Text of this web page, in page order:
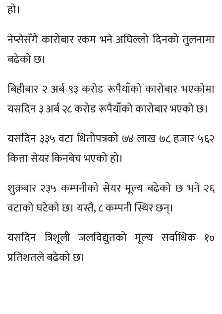
हो।
नेप्सेसँगै कारोबार रकम भने अघिल्लो दिनको तुलनामा
बढेको छ।
बिहीबार २ अर्ब ९३ करोड रूपैयाँको कारोबार भएकोमा
यसदिन ३ अर्ब २८ करोड रूपैयाँको कारोबार भएको छ।
यसदिन ३३५ वटा धितोपत्रको ७४ लाख ७८ हजार ५६२
कित्ता सेयर किनबेच भएको हो।
शुक्रबार २३५ कम्पनीको सेयर मूल्य बढेको छ भने २६
वटाको घटेको छ। यस्तै, ८ कम्पनी स्थिर छन्।
यसदिन त्रिशूली जलविद्युतको मूल्य सर्वाधिक १०
प्रतिशतले बढेको छ।